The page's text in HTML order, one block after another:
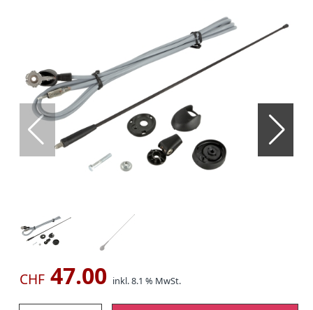
CHF 47.00 inkl. 8.1 % MwSt.